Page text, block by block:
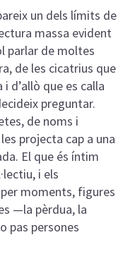
un dels límits de
massa evident
parlar de moltes
de les cicatrius que
i d’allò que es calla
preguntar.
de noms i
projecta cap a una
El que és íntim
i els
moments, figures
—la pèrdua, la
pas persones